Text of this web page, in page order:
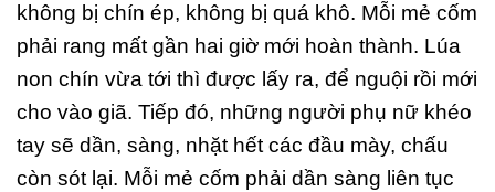
không bị chín ép, không bị quá khô. Mỗi mẻ cốm
phải rang mất gần hai giờ mới hoàn thành. Lúa
non chín vừa tới thì được lấy ra, để nguội rồi mới
cho vào giã. Tiếp đó, những người phụ nữ khéo
tay sẽ dần, sàng, nhặt hết các đầu mày, chấu
còn sót lại. Mỗi mẻ cốm phải dần sàng liên tục